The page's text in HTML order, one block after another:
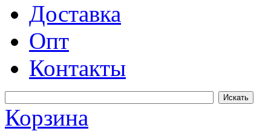
Доставка
Опт
Контакты
Корзина